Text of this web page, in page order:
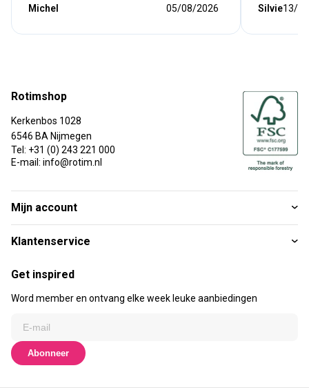
Michel 05/08/2026 Silvie13/
Rotimshop
Kerkenbos 1028
6546 BA Nijmegen
Tel: +31 (0) 243 221 000
E-mail: info@rotim.nl
Mijn account
Klantenservice
Get inspired
Word member en ontvang elke week leuke aanbiedingen
Abonneer